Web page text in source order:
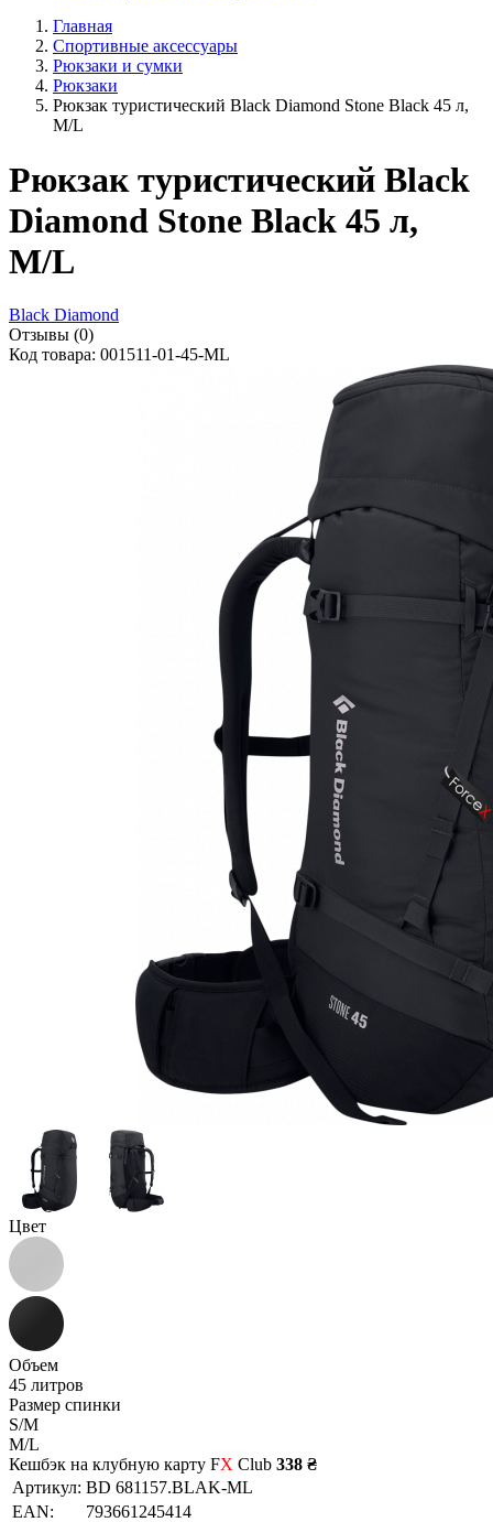
Главная
Спортивные аксессуары
Рюкзаки и сумки
Рюкзаки
Рюкзак туристический Black Diamond Stone Black 45 л,
M/L
Рюкзак туристический Black
Diamond Stone Black 45 л,
M/L
Black Diamond
Отзывы (0)
Код товара: 001511-01-45-ML
Цвет
Объем
45 литров
Размер спинки
S/M
M/L
Кешбэк на клубную карту FX Club 338 ₴
Артикул: BD 681157.BLAK-ML
EAN:
793661245414